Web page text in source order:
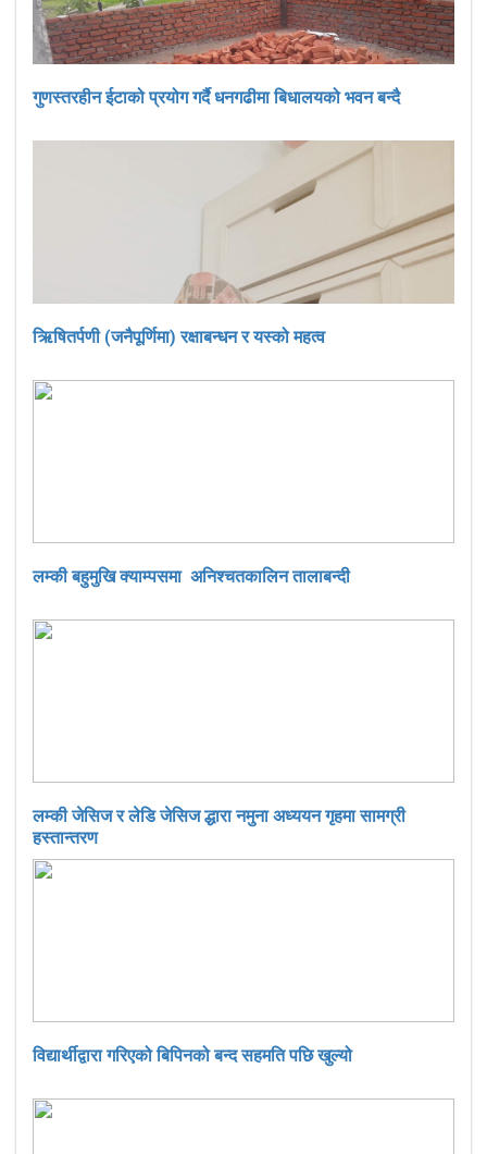
गुणस्तरहीन ईटाको प्रयोग गर्दै धनगढीमा बिधालयको भवन बन्दै
ऋिषितर्पणी (जनैपूर्णिमा) रक्षाबन्धन र यस्को महत्व
लम्की बहुमुखि क्याम्पसमा अनिश्चतकालिन तालाबन्दी
लम्की जेसिज र लेडि जेसिज द्धारा नमुना अध्ययन गृहमा सामग्री
हस्तान्तरण
विद्यार्थीद्वारा गरिएको बिपिनको बन्द सहमति पछि खुल्यो